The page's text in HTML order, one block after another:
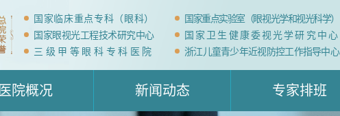
国家临床重点专科（眼科）
国家重点实验室（眼视光学和视光科学）
国家眼视光工程技术研究中心
国家卫生健康委视光学研究中心
三级甲等眼科专科医院
浙江儿童青少年近视防控工作指导中心
医院概况 新闻动态 专家排班